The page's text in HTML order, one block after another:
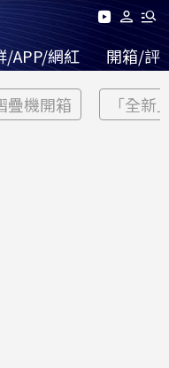
/APP/網紅 開箱/評
疊機開箱 「全新